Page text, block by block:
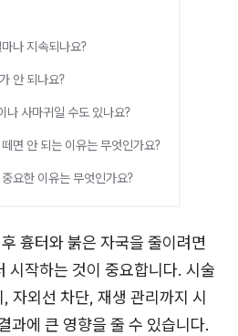
나 지속되나요?
안 되나요?
나 사마귀일 수도 있나요?
면 안 되는 이유는 무엇인가요?
요한 이유는 무엇인가요?
흉터와 붉은 자국을 줄이려면
시작하는 것이 중요합니다. 시술
자외선 차단, 재생 관리까지 시
과에 큰 영향을 줄 수 있습니다.